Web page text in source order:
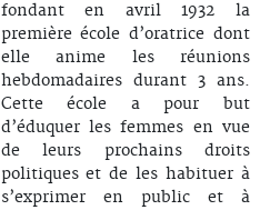
fondant en avril 1932 la
première école d’oratrice dont
elle anime les réunions
hebdomadaires durant 3 ans.
Cette école a pour but
d’éduquer les femmes en vue
de leurs prochains droits
politiques et de les habituer à
s’exprimer en public et à